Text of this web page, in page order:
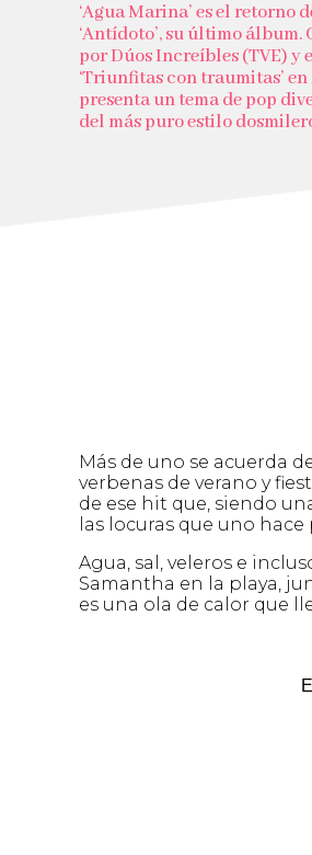
‘Agua Marina’ es el retorno
‘Antídoto’, su último
por Dúos Increíbles (TVE) y
‘Triunfitas con traumitas’
presenta un tema de pop
del más puro estilo
Más de uno se acuerda
verbenas de verano y
de ese hit que, siendo
las locuras que uno
Agua, sal, veleros e
Samantha en la playa,
es una ola de calor que